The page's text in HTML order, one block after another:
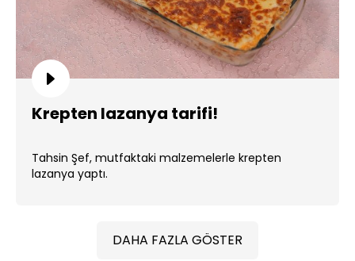
Krepten lazanya tarifi!
Tahsin Şef, mutfaktaki malzemelerle krepten
lazanya yaptı.
DAHA FAZLA GÖSTER